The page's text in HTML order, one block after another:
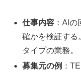
仕事内容 ：AI
確かを検証する
タイプの業務。
募集元の例 ：